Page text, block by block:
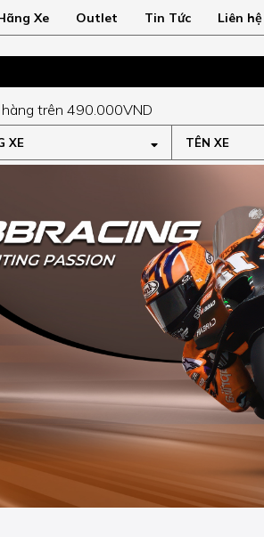
Xe Outlet Tin Tức Liên hệ
XE TÊN XE